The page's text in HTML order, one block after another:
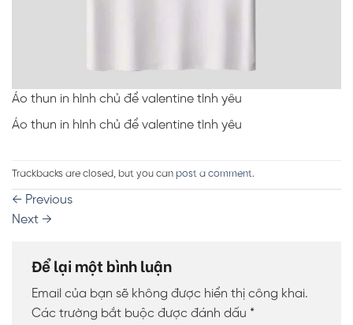
Áo thun in hình chủ để valentine tình yêu
Áo thun in hình chủ để valentine tình yêu
Trackbacks are closed, but you can post a comment.
← Previous
Next →
Để lại một bình luận
Email của bạn sẽ không được hiển thị công khai.
Các trường bắt buộc được đánh dấu *